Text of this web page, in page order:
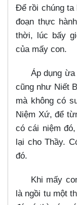
Để rồi chúng ta
đoạn thực
thời, lúc bấy
của mấy con.
Áp dụng
cũng như Niết
mà không có
Niệm Xứ, để
có cái niệm
lại cho Thầy.
đó.
Khi mấy
là ngồi tu một